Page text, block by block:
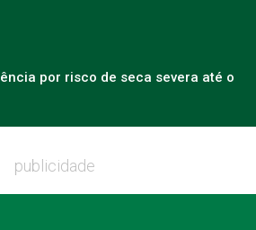
por risco de seca severa até o
publicidade